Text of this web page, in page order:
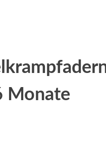
Monate